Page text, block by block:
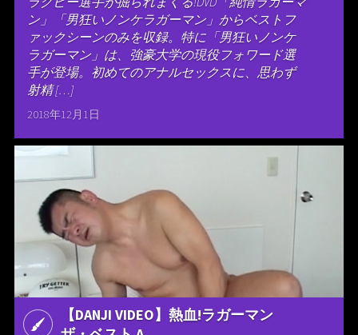
ン」「男狂いノンケラガーマン」からベストフ
ァックシーンのみを収録。特に「男狂いノンケ
ラガーマン」は、強豪大学の現役フォワード選
手が登場。初めてのアナルセックスに、思わず
射精 […]
2018年12月1日
【DANJI VIDEO】熱血!ラガーマン